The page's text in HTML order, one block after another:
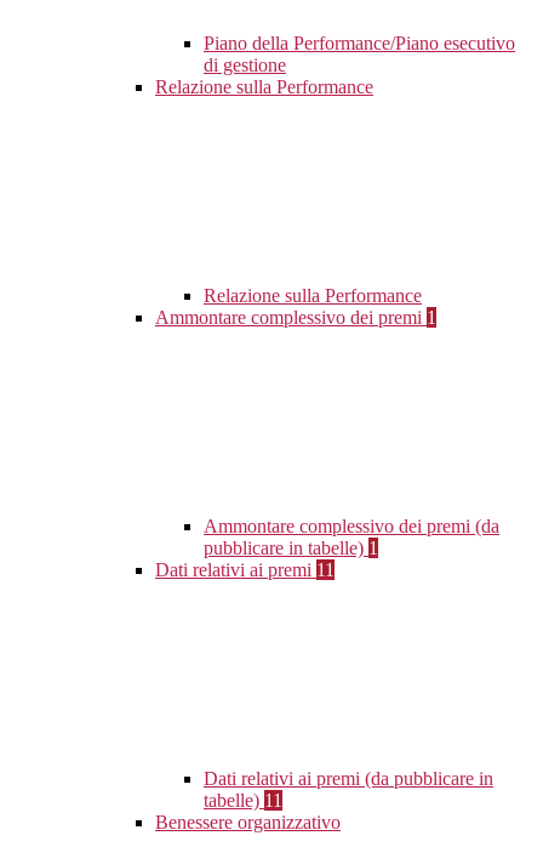
Piano della Performance/Piano esecutivo
di gestione
Relazione sulla Performance
Relazione sulla Performance
Ammontare complessivo dei premi 1
Ammontare complessivo dei premi (da
pubblicare in tabelle) 1
Dati relativi ai premi 11
Dati relativi ai premi (da pubblicare in
tabelle) 11
Benessere organizzativo